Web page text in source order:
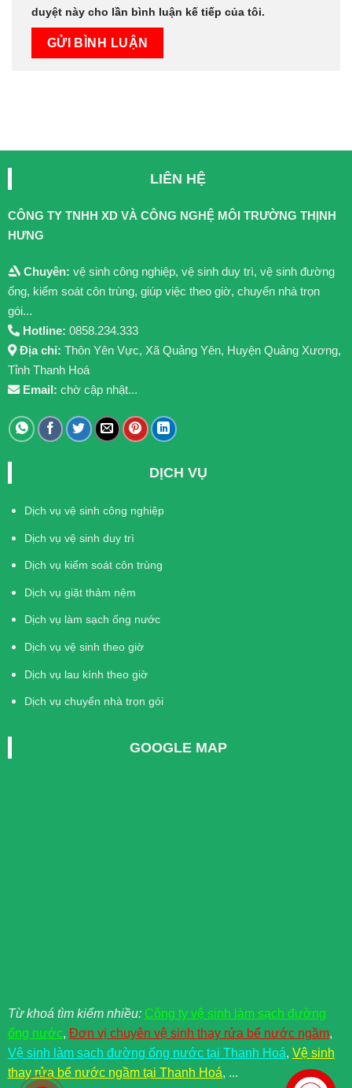
duyệt này cho lần bình luận kế tiếp của tôi.
LIÊN HỆ
CÔNG TY TNHH XD VÀ CÔNG NGHỆ MÔI TRƯỜNG THỊNH
HƯNG
Chuyên: vệ sinh công nghiệp, vệ sinh duy trì, vệ sinh đường
ống, kiểm soát côn trùng, giúp việc theo giờ, chuyển nhà trọn
gói...
Hotline: 0858.234.333
Địa chỉ: Thôn Yên Vực, Xã Quảng Yên, Huyện Quảng Xương,
Tỉnh Thanh Hoá
Email: chờ cập nhật...
DỊCH VỤ
Dịch vụ vệ sinh công nghiệp
Dịch vụ vệ sinh duy trì
Dịch vụ kiểm soát côn trùng
Dịch vụ giặt thảm nệm
Dịch vụ làm sạch ống nước
Dịch vụ vệ sinh theo giờ
Dịch vụ lau kính theo giờ
Dịch vụ chuyển nhà trọn gói
GOOGLE MAP
Từ khoá tìm kiểm nhiều: Công ty vệ sinh làm sạch đường
ống nước, Đơn vị chuyên vệ sinh thay rửa bể nước ngầm,
Vệ sinh làm sạch đường ống nước tại Thanh Hoá, Vệ sinh
thay rửa bể nước ngầm tại Thanh Hoá, ...